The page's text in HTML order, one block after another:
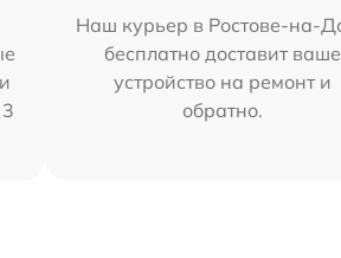
Наш курьер в Ростове-на-
бесплатно доставит ваше
устройство на ремонт и
обратно.